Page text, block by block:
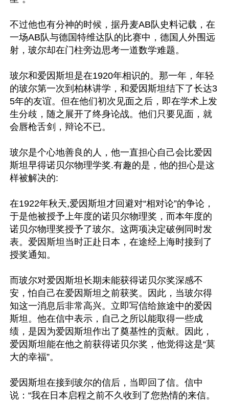
不过他也有分神的时候，据丹麦AB队史料记载，在
一场AB队与德国特维达队的比赛中，德国人外围远
射，玻尔却在门柱旁边思考一道数学难题。
玻尔和爱因斯坦是在1920年相识的。那一年，年轻
的玻尔第一次到柏林讲学，和爱因斯坦结下了长达3
5年的友谊。但在他们初次见面之后，即在学术上发
生分歧，随之展开了终身论战。他们只要见面，就
会唇枪舌剑，辩论不已。
玻尔是个心地善良的人，他一直担心自己会比爱因
斯坦早得诺贝尔物理学奖.有趣的是，他的担心是这
样被解决的:
在1922年秋天,爱因斯坦才回避对“相对论”的争论，
于是他被授予上年度的诺贝尔物理奖，而本年度的
诺贝尔物理奖授予了玻尔。这两项决定破例同时发
表。爱因斯坦当时正赴日本，在途经上海时接到了
授奖通知。
而玻尔对爱因斯坦长期未能获得诺贝尔奖深感不
安，怕自己在爱因斯坦之前获奖。因此，当玻尔得
知这一消息后非常高兴。立即写信给旅途中的爱因
斯坦。他在信中表示，自己之所以能取得一些成
绩，是因为爱因斯坦作出了奠基性的贡献。因此，
爱因斯坦能在他之前获得诺贝尔奖，他觉得这是“莫
大的幸福”。
爱因斯坦在接到玻尔的信后，当即回了信。信中
说：“我在日本启程之前不久收到了您热情的来信。